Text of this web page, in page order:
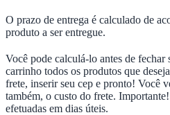
O prazo de entrega é calculado de
produto a ser entregue.
Você pode calculá-lo antes de
carrinho todos os produtos que
frete, inserir seu cep e pronto! Você
também, o custo do frete.
efetuadas em dias úteis.